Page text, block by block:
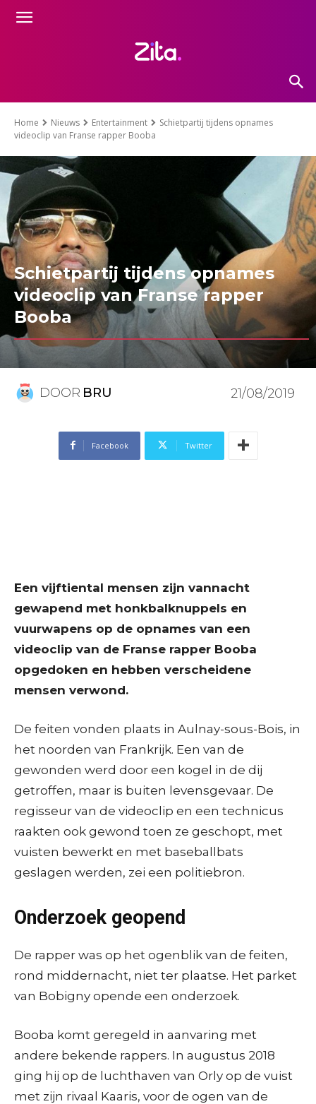
Home Nieuws Entertainment
Schietpartij tijdens opnames
videoclip van Franse rapper Booba
Schietpartij tijdens opnames
videoclip van Franse rapper
Booba
DOOR BRU 21/08/2019
Facebook Twitter
Een vijftiental mensen zijn vannacht
gewapend met honkbalknuppels en
vuurwapens op de opnames van een
videoclip van de Franse rapper Booba
opgedoken en hebben verscheidene
mensen verwond.
De feiten vonden plaats in Aulnay-sous-Bois, in
het noorden van Frankrijk. Een van de
gewonden werd door een kogel in de dij
getroffen, maar is buiten levensgevaar. De
regisseur van de videoclip en een technicus
raakten ook gewond toen ze geschopt, met
vuisten bewerkt en met baseballbats
geslagen werden, zei een politiebron.
Onderzoek geopend
De rapper was op het ogenblik van de feiten,
rond middernacht, niet ter plaatse. Het parket
van Bobigny opende een onderzoek.
Booba komt geregeld in aanvaring met
andere bekende rappers. In augustus 2018
ging hij op de luchthaven van Orly op de vuist
met zijn rivaal Kaaris, voor de ogen van de